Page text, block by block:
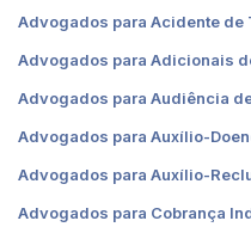
Advogados para Acidente de
Advogados para Adicionais
Advogados para Audiência
Advogados para Auxílio-
Advogados para Auxílio-
Advogados para Cobrança